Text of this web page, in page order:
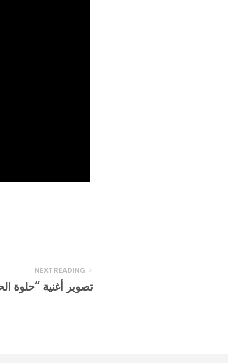
NEXT READING
تصوير أغنية “حلوة